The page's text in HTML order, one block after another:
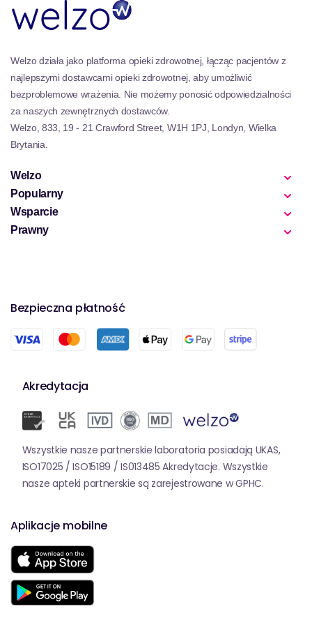
Welzo działa jako platforma opieki zdrowotnej, łącząc pacjentów z
najlepszymi dostawcami opieki zdrowotnej, aby umożliwić
bezproblemowe wrażenia. Nie możemy ponosić odpowiedzialności
za naszych zewnętrznych dostawców.
Welzo, 833, 19 - 21 Crawford Street, W1H 1PJ, Londyn, Wielka
Brytania.
Welzo
Popularny
Wsparcie
Prawny
Bezpieczna płatność
Akredytacja
Wszystkie nasze partnerskie laboratoria posiadają UKAS,
ISO17025 / ISO15189 / IS013485 Akredytacje. Wszystkie
nasze apteki partnerskie są zarejestrowane w GPHC.
Aplikacje mobilne